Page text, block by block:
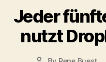
Jeder
nutzt